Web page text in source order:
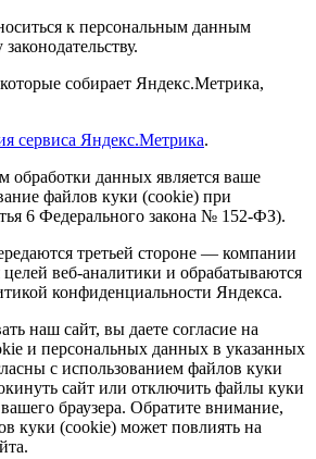
к персональным данным
собирает Яндекс.Метрика,
сервиса Яндекс.Метрика.
обработки данных является ваше
файлов куки (cookie) при
6 Федерального закона № 152-ФЗ).
третьей стороне — компании
веб-аналитики и обрабатываются
конфиденциальности Яндекса.
наш сайт, вы даете согласие на
и персональных данных в указанных
с использованием файлов куки
сайт или отключить файлы куки
браузера. Обратите внимание,
куки (cookie) может повлиять на